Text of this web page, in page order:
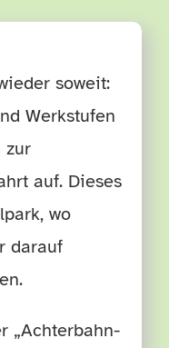
soweit:
Werkstufen
zur
auf. Dieses
wo
darauf
„Achterbahn-